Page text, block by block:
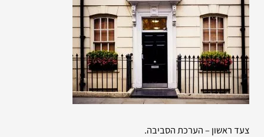
צעד ראשון – הערכת הסביבה.